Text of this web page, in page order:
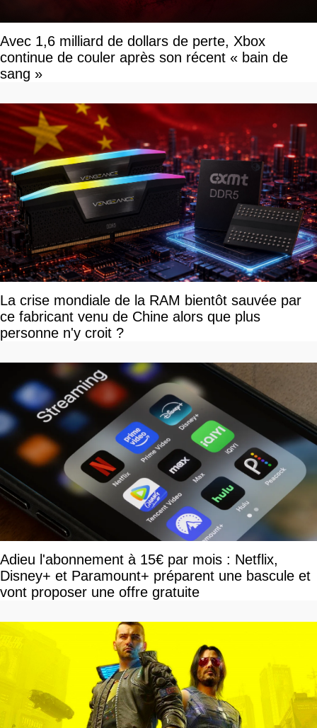
Avec 1,6 milliard de dollars de perte, Xbox
continue de couler après son récent « bain de
sang »
La crise mondiale de la RAM bientôt sauvée par
ce fabricant venu de Chine alors que plus
personne n'y croit ?
Adieu l'abonnement à 15€ par mois : Netflix,
Disney+ et Paramount+ préparent une bascule et
vont proposer une offre gratuite